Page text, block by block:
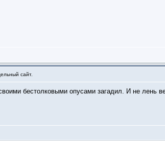
сайт.
бестолковыми опусами загадил. И не лень